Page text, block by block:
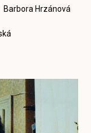
Barbora Hrzánová